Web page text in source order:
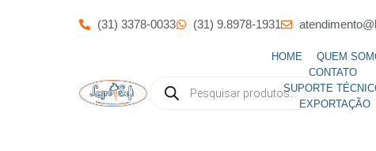
(31) 3378-0033 (31) 9.8978-1931
HOME
QUEM
CONTATO
SUPORTE
EXPORTAÇÃO